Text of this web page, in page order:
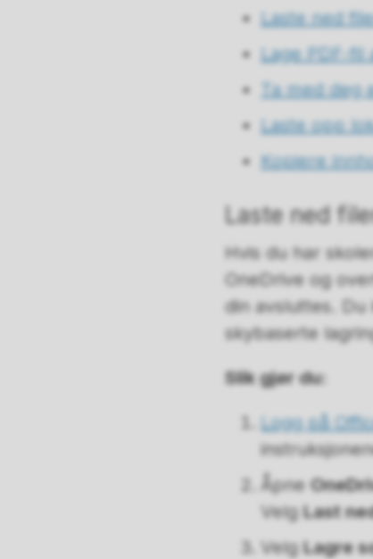
Laste ned
Lage PDF-
Ta med
Laste opp
Kopiere
Laste ned
Hvis du har
OneDrive og
din avsluttes.
skybaserte
Slik gjør du:
Logg på
Åpne
VelgLast
VelgLagre